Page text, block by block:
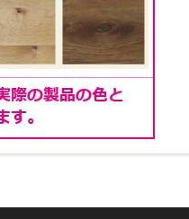
欠き
分に配線用の切り欠き
してお使いいただけま